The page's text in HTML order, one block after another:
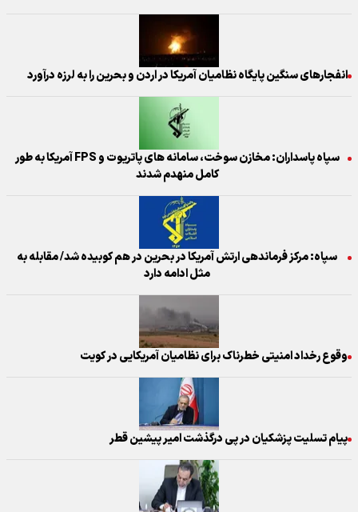
انفجارهای سنگین پایگاه نظامیان آمریکا در اردن و بحرین را به لرزه درآورد
سپاه پاسداران: مخازن سوخت، سامانه های پاتریوت و FPS آمریکا به طور
کامل منهدم شدند
سپاه: مرکز فرماندهی ارتش آمریکا در بحرین در هم کوبیده شد/ مقابله به
مثل ادامه دارد
وقوع رخداد امنیتی خطرناک برای نظامیان آمریکایی در کویت
پیام تسلیت پزشکیان در پی درگذشت امیر پیشین قطر